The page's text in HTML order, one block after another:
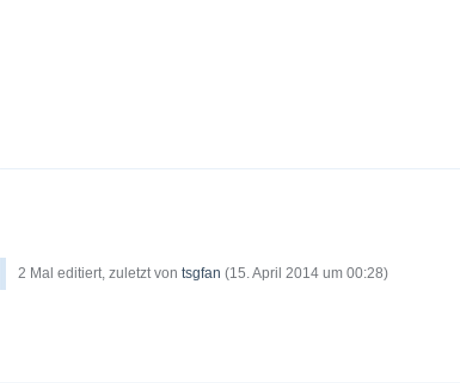
2 Mal editiert, zuletzt von tsgfan (15. April 2014 um 00:28)